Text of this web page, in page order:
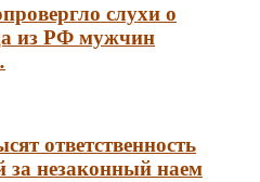
слухи о
из РФ мужчин
ответственность
за незаконный наем